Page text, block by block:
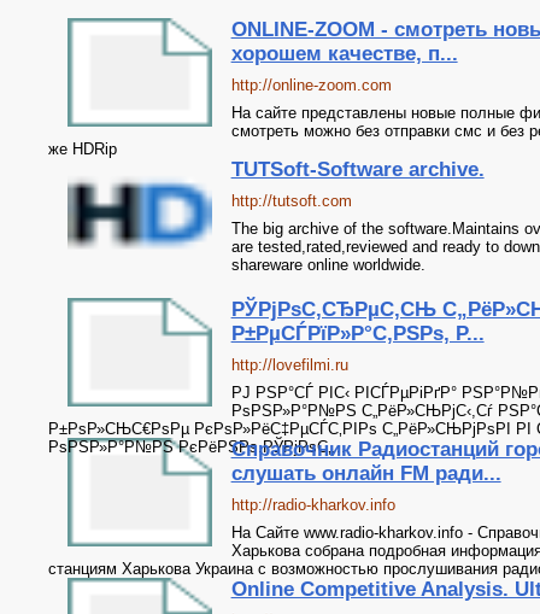
ONLINE-ZOOM - смотреть
хорошем качестве, п...
http://online-zoom.com
На сайте представлены новые полные
смотреть можно без отправки смс и без
же HDRip
TUTSoft-Software archive.
http://tutsoft.com
The big archive of the software.Maintains
are tested,rated,reviewed and ready to
shareware online worldwide.
РЎРјРѕС‚СЂРµС‚СЊ
Р±РµСЃРїР»Р°С‚РЅРѕ, Р...
http://lovefilmi.ru
РЈ РЅР°СЃ РІС‹ РІСЃРµРіРґР°
РѕРЅР»Р°Р№РЅ С„РёР»СЊРјС‹,Сѓ
Р±РѕР»СЊС€РѕРµ РєРѕР»РёС‡РµСЃС‚РІРѕ С„РёР»СЊРјРѕРІ РІ
РѕРЅР»Р°Р№РЅ РєРёРЅРѕ.РЎРјРѕС‚...Справочник Радиостанций
слушать онлайн FM ради...
http://radio-kharkov.info
На Сайте www.radio-kharkov.info -
Харькова собрана подробная
станциям Харькова Украина с возможностью прослушивания
Online Competitive Analysis.